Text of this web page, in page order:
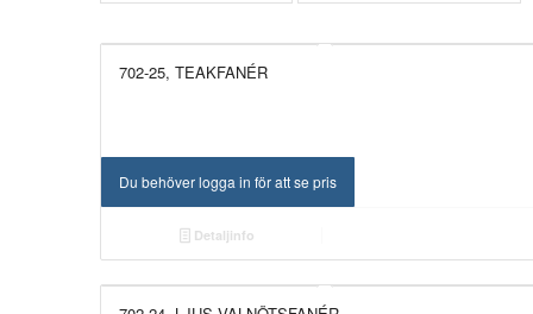
702-25, TEAKFANÉR
Du behöver logga in för att se pris
Detaljinfo